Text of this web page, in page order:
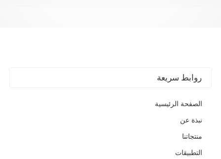
روابط سريعة
الصفحة الرئيسية
نبذة عن
منتجاتنا
التطبيقات